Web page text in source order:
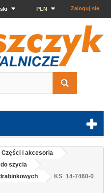
Zaloguj się
PLN
Części i akcesoria
szycia
KS_14-7460-0